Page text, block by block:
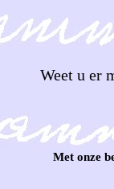
Weet u er
Met onze